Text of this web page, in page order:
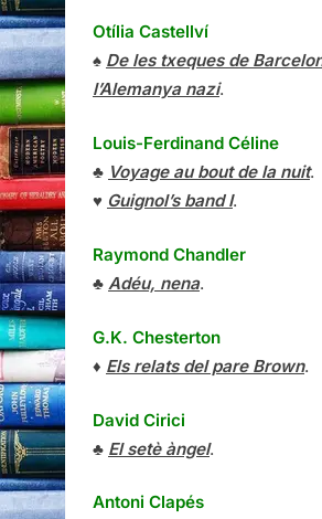
Otília Castellví
♠ De les txeques de
l’Alemanya nazi.
Louis-Ferdinand Céline
♣ Voyage au bout de la nuit.
♥ Guignol’s band I.
Raymond Chandler
♣ Adéu, nena.
G.K. Chesterton
♦ Els relats del pare Brown.
David Cirici
♣ El setè àngel.
Antoni Clapés